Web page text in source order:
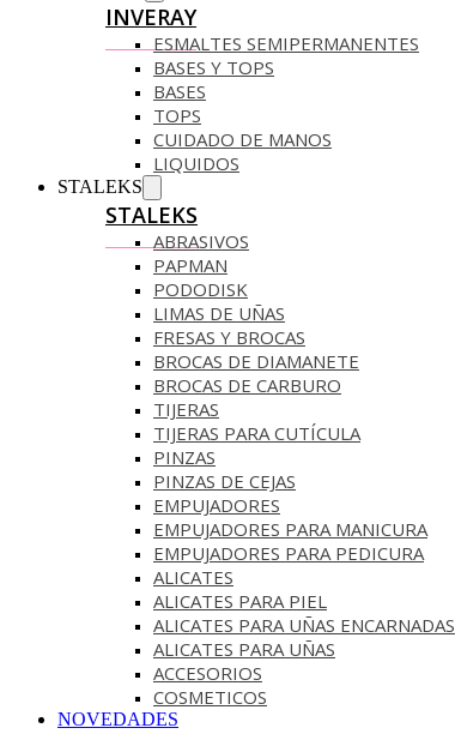
INVERAY
ESMALTES SEMIPERMANENTES
BASES Y TOPS
BASES
TOPS
CUIDADO DE MANOS
LIQUIDOS
STALEKS
STALEKS
ABRASIVOS
PAPMAN
PODODISK
LIMAS DE UÑAS
FRESAS Y BROCAS
BROCAS DE DIAMANETE
BROCAS DE CARBURO
TIJERAS
TIJERAS PARA CUTÍCULA
PINZAS
PINZAS DE CEJAS
EMPUJADORES
EMPUJADORES PARA MANICURA
EMPUJADORES PARA PEDICURA
ALICATES
ALICATES PARA PIEL
ALICATES PARA UÑAS ENCARNADAS
ALICATES PARA UÑAS
ACCESORIOS
COSMETICOS
NOVEDADES